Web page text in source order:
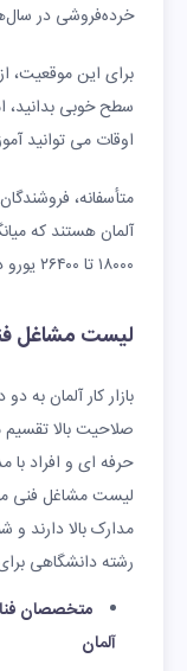
خرده‌فروشی در
برای این موقعیت،
سطح خوبی بدانید،
اوقات می توانید
متأسفانه،
۱۸۰۰۰ تا ۲۶۴۰۰ یورو در سال است.
لیست مشاغل
بازار کار آلمان به
صلاحیت بالا
حرفه ای و افراد با
لیست مشاغل فنی
مدارک بالا دارند و
رشته دانشگاهی
متخصصان
آلمان